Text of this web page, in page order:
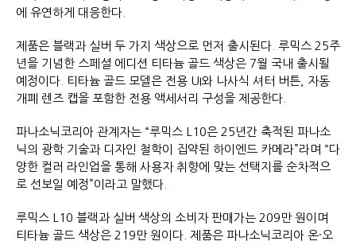
에 유연하게 대응한다.
제품은 블랙과 실버 두 가지 색상으로 먼저 출시된다. 루믹스 25주
년을 기념한 스페셜 에디션 티타늄 골드 색상은 7월 국내 출시될
예정이다. 티타늄 골드 모델은 전용 UI와 나사식 셔터 버튼, 자동
개폐 렌즈 캡을 포함한 전용 액세서리 구성을 제공한다.
파나소닉코리아 관계자는 “루믹스 L10은 25년간 축적된 파나소
닉의 광학 기술과 디자인 철학이 집약된 하이엔드 카메라”라며 “다
양한 컬러 라인업을 통해 사용자 취향에 맞는 선택지를 순차적으
로 선보일 예정”이라고 말했다.
루믹스 L10 블랙과 실버 색상의 소비자 판매가는 209만 원이며
티타늄 골드 색상은 219만 원이다. 제품은 파나소닉코리아 온·오